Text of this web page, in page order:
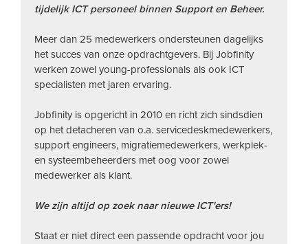
tijdelijk ICT personeel binnen Support en Beheer.
Meer dan 25 medewerkers ondersteunen dagelijks
het succes van onze opdrachtgevers. Bij Jobfinity
werken zowel young-professionals als ook ICT
specialisten met jaren ervaring.
Jobfinity is opgericht in 2010 en richt zich sindsdien
op het detacheren van o.a. servicedeskmedewerkers,
support engineers, migratiemedewerkers, werkplek-
en systeembeheerders met oog voor zowel
medewerker als klant.
We zijn altijd op zoek naar nieuwe ICT'ers!
Staat er niet direct een passende opdracht voor jou